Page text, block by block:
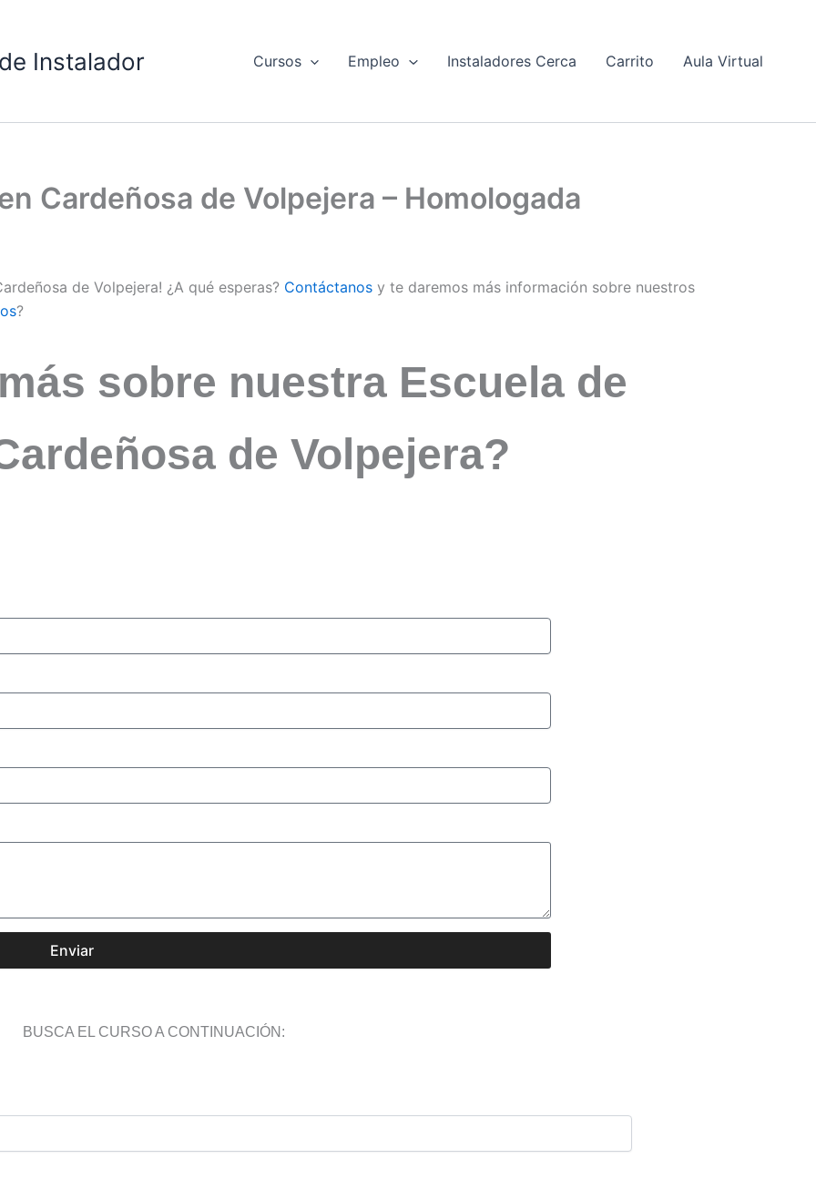
Instalador Cursos Empleo Instaladores Cerca Carrito Aula Virtual
Cardeñosa de Volpejera – Homologada
de Volpejera! ¿A qué esperas? Contáctanos y te daremos más información sobre nuestros
?
sobre nuestra Escuela de
de Volpejera?
Enviar
BUSCA EL CURSO A CONTINUACIÓN: